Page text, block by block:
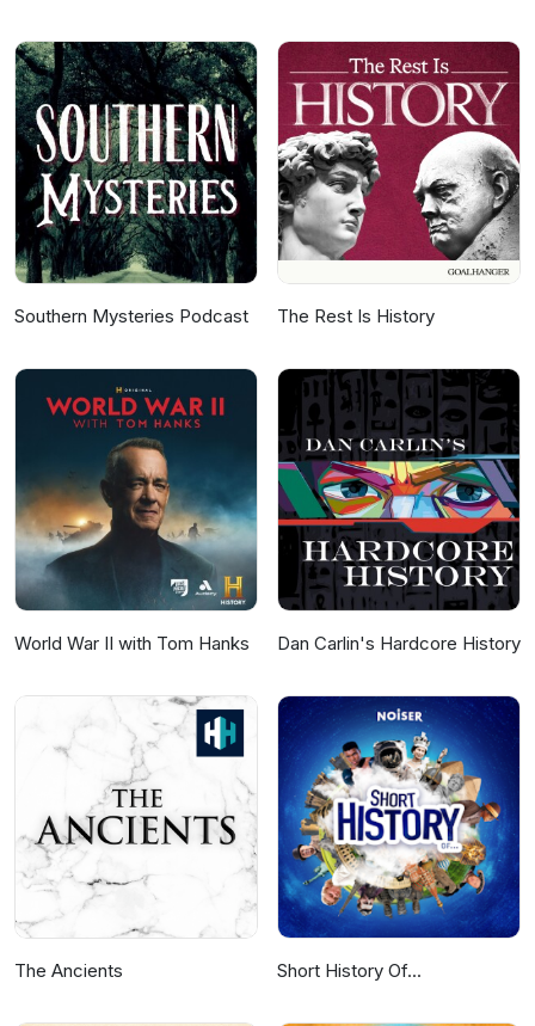
Southern Mysteries Podcast The Rest Is History
World War II with Tom Hanks Dan Carlin's Hardcore History
The Ancients Short History Of...